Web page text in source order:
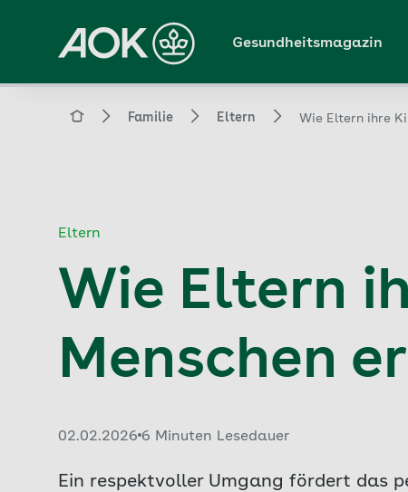
Hauptinhalt
springen
Gesundheitsmagazin
Magazin Familie Eltern Wie Eltern ihre
Eltern
Wie Eltern
Menschen
Veröffentlicht am:
02.02.2026 6 Minuten Lesedauer
Ein respektvoller Umgang fördert das